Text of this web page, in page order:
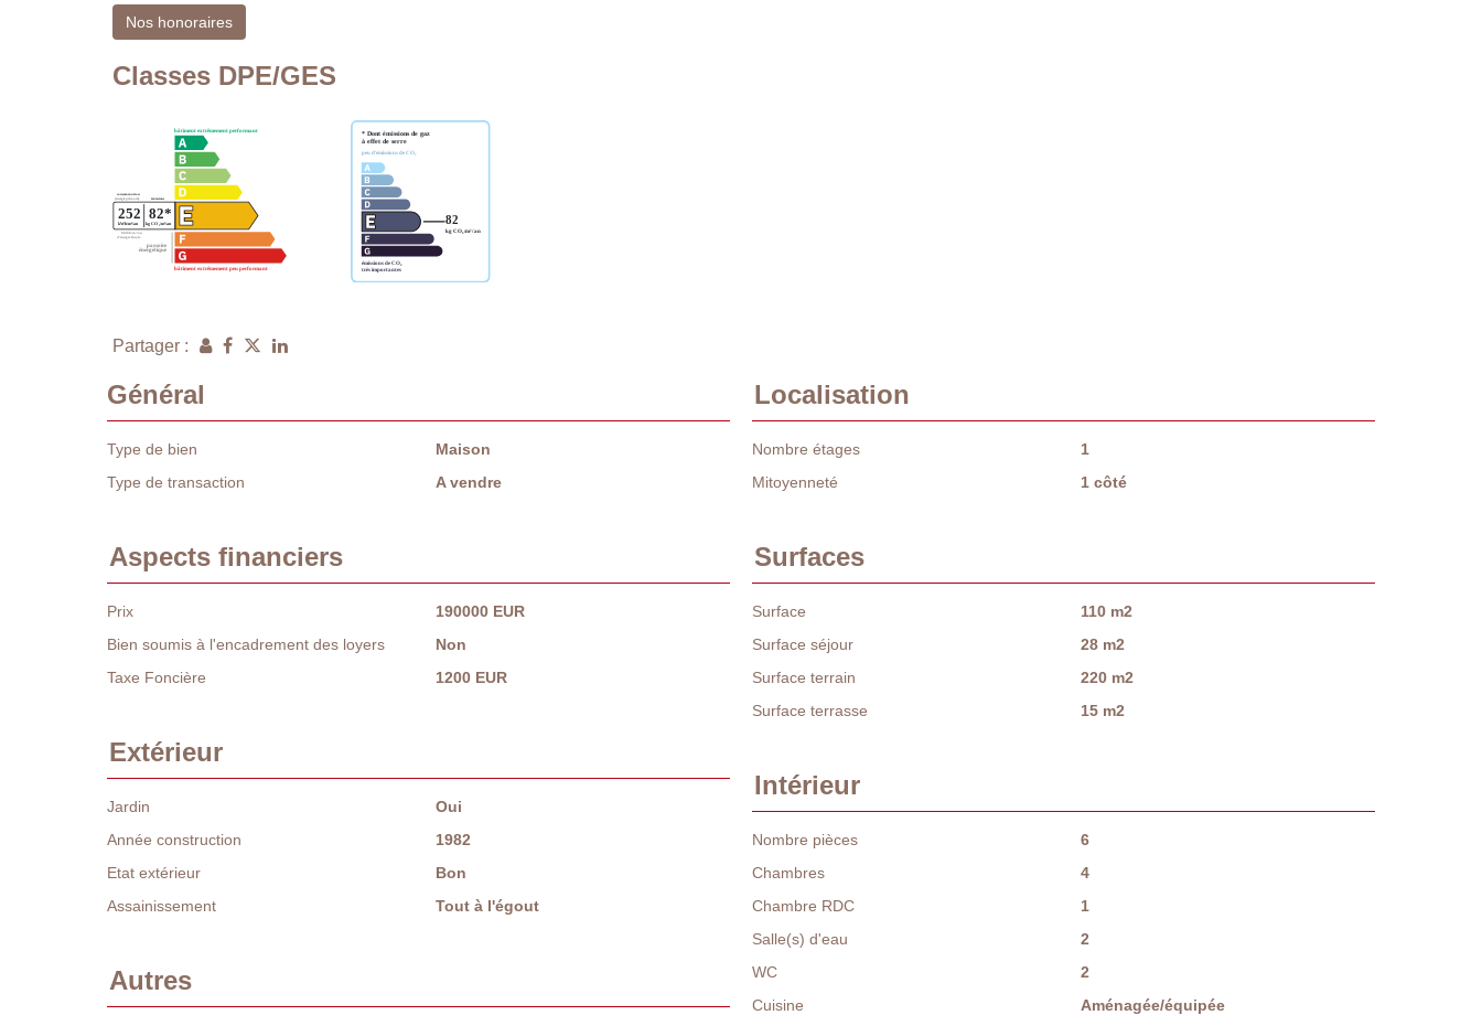
Nos honoraires
Classes DPE/GES
Partager :
Général
Type de bien
Maison
Type de transaction
A vendre
Localisation
Nombre étages
1
Mitoyenneté
1 côté
Aspects financiers
Prix
190000 EUR
Bien soumis à l'encadrement des loyers
Non
Taxe Foncière
1200 EUR
Surfaces
Surface
110 m2
Surface séjour
28 m2
Surface terrain
220 m2
Surface terrasse
15 m2
Extérieur
Jardin
Oui
Année construction
1982
Etat extérieur
Bon
Assainissement
Tout à l'égout
Intérieur
Nombre pièces
6
Chambres
4
Chambre RDC
1
Salle(s) d'eau
2
WC
2
Cuisine
Aménagée/équipée
Autres